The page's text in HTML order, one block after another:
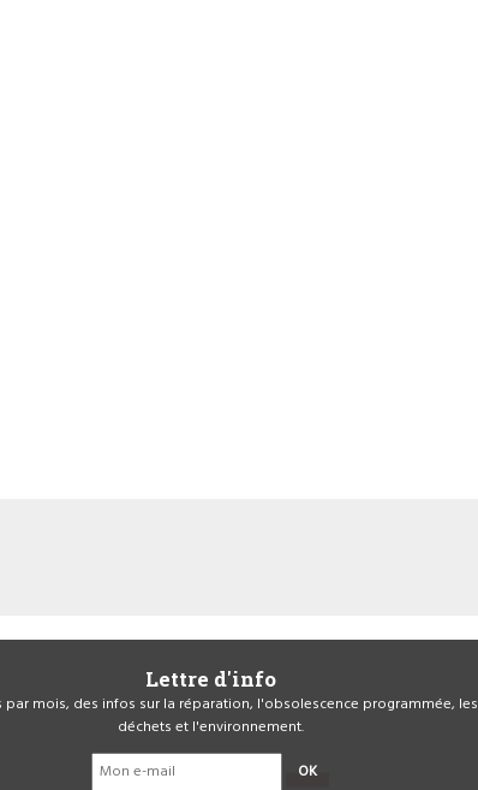
Lettre d'info
par mois, des infos sur la réparation, l'obsolescence programmée, les
déchets et l'environnement.
OK